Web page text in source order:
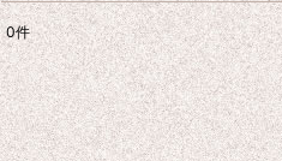
表示数:
並び順:
0件